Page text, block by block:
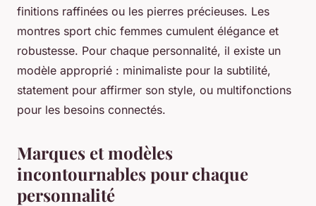
finitions raffinées ou les pierres précieuses. Les
montres sport chic femmes cumulent élégance et
robustesse. Pour chaque personnalité, il existe un
modèle approprié : minimaliste pour la subtilité,
statement pour affirmer son style, ou multifonctions
pour les besoins connectés.
Marques et modèles
incontournables pour chaque
personnalité